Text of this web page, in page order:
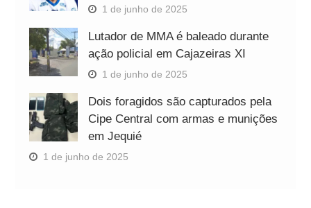
1 de junho de 2025
Lutador de MMA é baleado durante
ação policial em Cajazeiras XI
1 de junho de 2025
Dois foragidos são capturados pela
Cipe Central com armas e munições
em Jequié
1 de junho de 2025